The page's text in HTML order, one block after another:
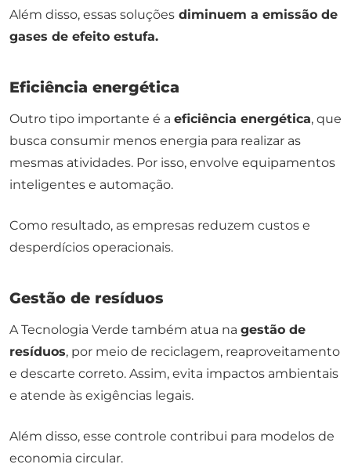
Além disso, essas soluções diminuem a emissão de
gases de efeito estufa.
Eficiência energética
Outro tipo importante é a eficiência energética, que
busca consumir menos energia para realizar as
mesmas atividades. Por isso, envolve equipamentos
inteligentes e automação.
Como resultado, as empresas reduzem custos e
desperdícios operacionais.
Gestão de resíduos
A Tecnologia Verde também atua na gestão de
resíduos, por meio de reciclagem, reaproveitamento
e descarte correto. Assim, evita impactos ambientais
e atende às exigências legais.
Além disso, esse controle contribui para modelos de
economia circular.